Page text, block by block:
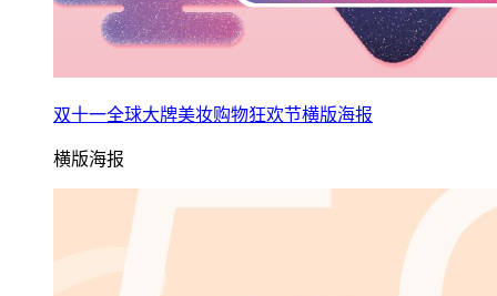
双十一全球大牌美妆购物狂欢节横版海报
横版海报